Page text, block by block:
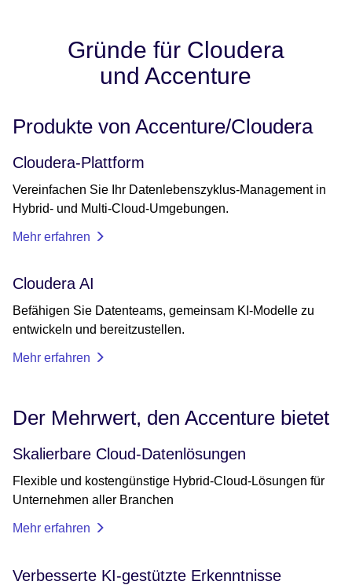
Gründe für Cloudera
und Accenture
Produkte von Accenture/Cloudera
Cloudera-Plattform
Vereinfachen Sie Ihr Datenlebenszyklus-Management in
Hybrid- und Multi-Cloud-Umgebungen.
Mehr erfahren
Cloudera AI
Befähigen Sie Datenteams, gemeinsam KI-Modelle zu
entwickeln und bereitzustellen.
Mehr erfahren
Der Mehrwert, den Accenture bietet
Skalierbare Cloud-Datenlösungen
Flexible und kostengünstige Hybrid-Cloud-Lösungen für
Unternehmen aller Branchen
Mehr erfahren
Verbesserte KI-gestützte Erkenntnisse